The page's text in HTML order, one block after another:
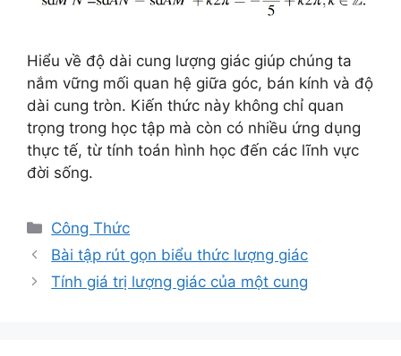
Hiểu về độ dài cung lượng giác giúp chúng ta
nắm vững mối quan hệ giữa góc, bán kính và độ
dài cung tròn. Kiến thức này không chỉ quan
trọng trong học tập mà còn có nhiều ứng dụng
thực tế, từ tính toán hình học đến các lĩnh vực
đời sống.
Danh
mục
Công Thức
Bài tập rút gọn biểu thức lượng giác
Tính giá trị lượng giác của một cung